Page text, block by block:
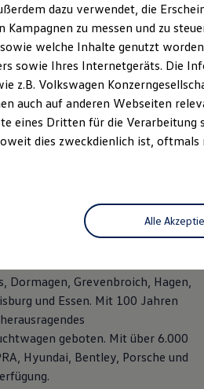
der größte private
Grevenbroich, Hagen,
und Essen. Mit 100 Jahren
geboten. Mit über 6.000
Hyundai, Bentley, Porsche und
dazu verwendet, die
zu messen und zu
welche Inhalte genutzt
sowie Ihres Internetgeräts. Die
z.B. Volkswagen
auch auf anderen Webseiten
eines Dritten für die Verarbeitung
dies zweckdienlich ist, oftmals
Alle